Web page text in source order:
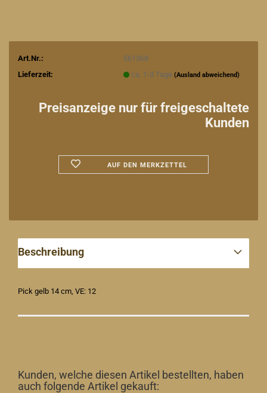
Art.Nr.:
561368
Lieferzeit:
ca. 1-3 Tage (Ausland abweichend)
Preisanzeige nur für freigeschaltete
Kunden
AUF DEN MERKZETTEL
Beschreibung
Pick gelb 14 cm, VE: 12
Kunden, welche diesen Artikel bestellten, haben
auch folgende Artikel gekauft: